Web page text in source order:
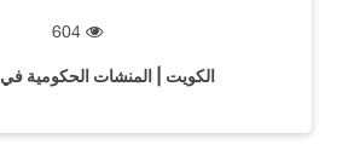
الكويت | المنشات الحكومية